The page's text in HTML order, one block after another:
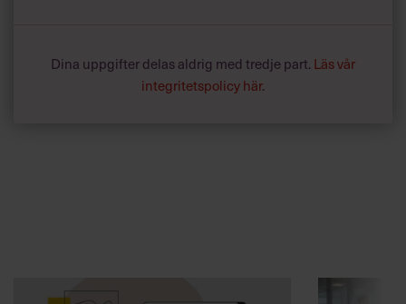
Dina uppgifter delas aldrig med tredje part. Läs vår
integritetspolicy här.